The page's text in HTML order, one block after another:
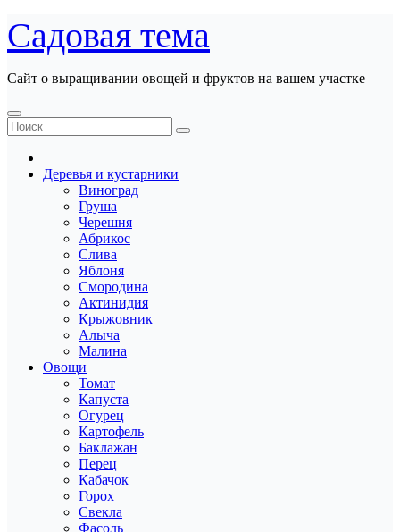
Перейти
к
содержанию
Садовая тема
Сайт о выращивании овощей и фруктов на вашем участке
Деревья и кустарники
Виноград
Груша
Черешня
Абрикос
Слива
Яблоня
Смородина
Актинидия
Крыжовник
Алыча
Малина
Овощи
Томат
Капуста
Огурец
Картофель
Баклажан
Перец
Кабачок
Горох
Свекла
Фасоль